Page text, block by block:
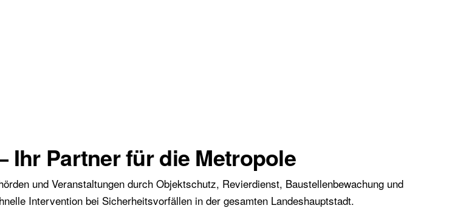
Ihr Partner für die Metropole
und Veranstaltungen durch Objektschutz, Revierdienst, Baustellenbewachung und
Intervention bei Sicherheitsvorfällen in der gesamten Landeshauptstadt.